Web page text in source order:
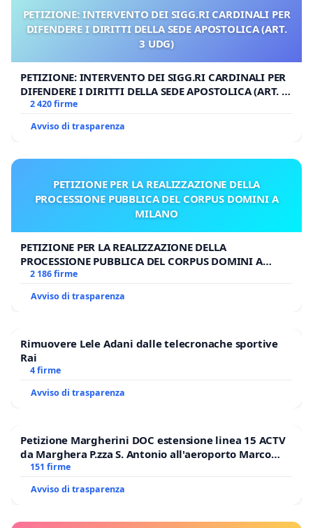
PETIZIONE: INTERVENTO DEI SIGG.RI CARDINALI PER
DIFENDERE I DIRITTI DELLA SEDE APOSTOLICA (ART.
3 UDG)
PETIZIONE: INTERVENTO DEI SIGG.RI CARDINALI PER
DIFENDERE I DIRITTI DELLA SEDE APOSTOLICA (ART. 3
UDG)
2 420 firme
Avviso di trasparenza
PETIZIONE PER LA REALIZZAZIONE DELLA
PROCESSIONE PUBBLICA DEL CORPUS DOMINI A
MILANO
PETIZIONE PER LA REALIZZAZIONE DELLA
PROCESSIONE PUBBLICA DEL CORPUS DOMINI A
MILANO
2 186 firme
Avviso di trasparenza
Rimuovere Lele Adani dalle telecronache sportive
Rai
4 firme
Avviso di trasparenza
Petizione Margherini DOC estensione linea 15 ACTV
da Marghera P.zza S. Antonio all'aeroporto Marco
Polo tariffa a € 1,50
151 firme
Avviso di trasparenza